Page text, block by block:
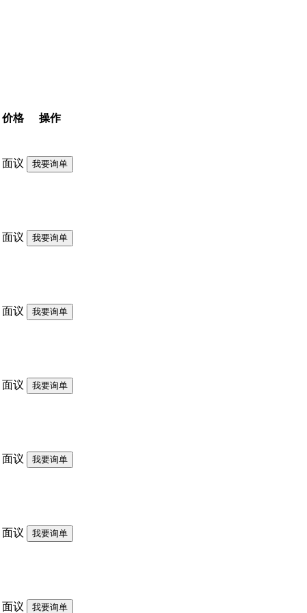
价格 操作
面议 我要询单
面议 我要询单
面议 我要询单
面议 我要询单
面议 我要询单
面议 我要询单
面议 我要询单